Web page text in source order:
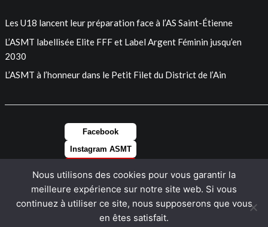
Les U18 lancent leur préparation face à l’AS Saint-Étienne
L’ASMT labellisée Elite FFF et Label Argent Féminin jusqu’en
2030
L’ASMT à l’honneur dans le Petit Filet du District de l’Ain
Facebook
Instagram ASMT
LinkedIn
Nous utilisons des cookies pour vous garantir la
meilleure expérience sur notre site web. Si vous
continuez à utiliser ce site, nous supposerons que vous
en êtes satisfait.